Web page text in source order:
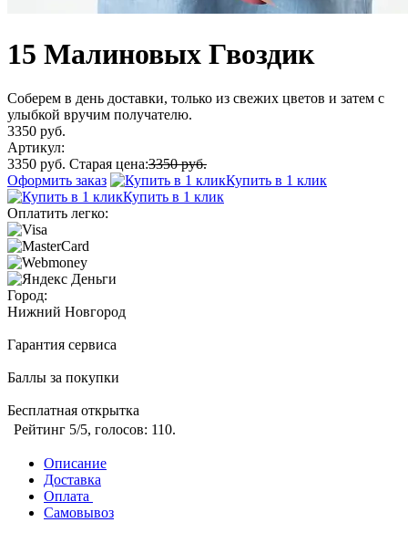
15 Малиновых Гвоздик
Соберем в день доставки, только из свежих цветов и затем с
улыбкой вручим получателю.
3350 руб.
Артикул:
3350 руб. Старая цена:3350 руб.
Оформить заказ
Купить в 1 клик
Купить в 1 клик
Оплатить легко:
Город:
Нижний Новгород
Гарантия сервиса
Баллы за покупки
Бесплатная открытка
Рейтинг 5/5, голосов: 110.
Описание
Доставка
Оплата
Самовывоз